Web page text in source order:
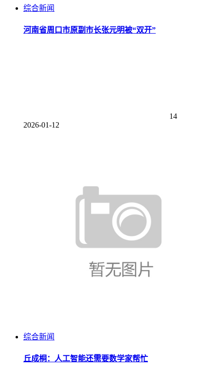
综合新闻
河南省周口市原副市长张元明被“双开”
14
2026-01-12
综合新闻
丘成桐：人工智能还需要数学家帮忙